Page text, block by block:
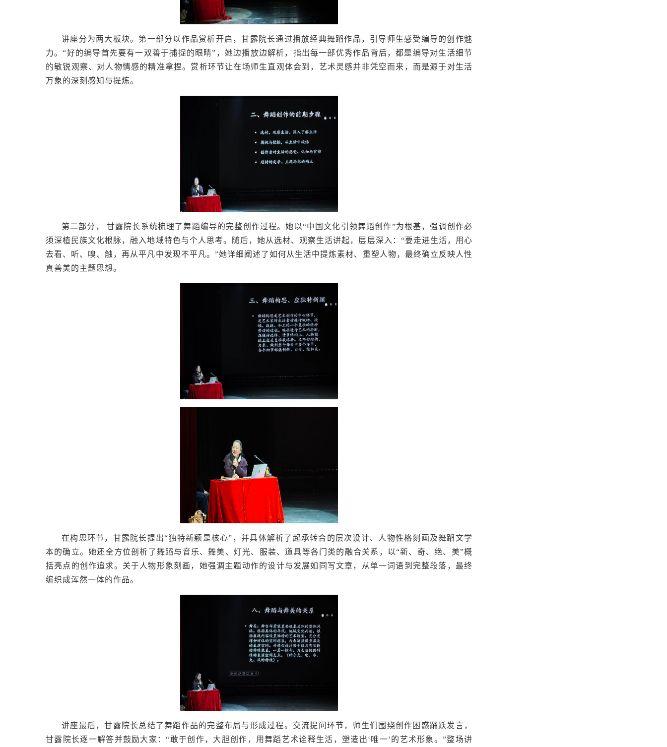
讲座分为两大板块。第一部分以作品赏析开启，甘露院长通过播放经典舞蹈作品，引导师生感受编导的创作魅
力。“好的编导首先要有一双善于捕捉的眼睛”，她边播放边解析，指出每一部优秀作品背后，都是编导对生活细节
的敏锐观察、对人物情感的精准拿捏。赏析环节让在场师生直观体会到，艺术灵感并非凭空而来，而是源于对生活
万象的深刻感知与提炼。
第二部分， 甘露院长系统梳理了舞蹈编导的完整创作过程。她以“中国文化引领舞蹈创作”为根基，强调创作必
须深植民族文化根脉，融入地域特色与个人思考。随后，她从选材、观察生活讲起，层层深入：“要走进生活，用心
去看、听、嗅、触，再从平凡中发现不平凡。”她详细阐述了如何从生活中提炼素材、重塑人物，最终确立反映人性
真善美的主题思想。
在构思环节，甘露院长提出“独特新颖是核心”，并具体解析了起承转合的层次设计、人物性格刻画及舞蹈文学
本的确立。她还全方位剖析了舞蹈与音乐、舞美、灯光、服装、道具等各门类的融合关系，以“新、奇、绝、美”概
括亮点的创作追求。关于人物形象刻画，她强调主题动作的设计与发展如同写文章，从单一词语到完整段落，最终
编织成浑然一体的作品。
讲座最后，甘露院长总结了舞蹈作品的完整布局与形成过程。交流提问环节，师生们围绕创作困惑踊跃发言，
甘露院长逐一解答并鼓励大家：“敢于创作，大胆创作，用舞蹈艺术诠释生活，塑造出‘唯一’的艺术形象。”整场讲